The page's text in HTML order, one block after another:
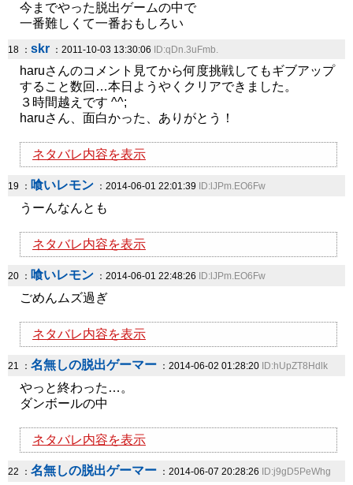
今までやった脱出ゲームの中で
一番難しくて一番おもしろい
18 ： skr ：2011-10-03 13:30:06 ID:qDn.3uFmb.
haruさんのコメント見てから何度挑戦してもギブアップ
すること数回…本日ようやくクリアできました。
３時間越えです ^^;
haruさん、面白かった、ありがとう！
ネタバレ内容を表示
19 ： 喰いレモン ：2014-06-01 22:01:39 ID:lJPm.EO6Fw
うーんなんとも
ネタバレ内容を表示
20 ： 喰いレモン ：2014-06-01 22:48:26 ID:lJPm.EO6Fw
ごめんムズ過ぎ
ネタバレ内容を表示
21 ： 名無しの脱出ゲーマー ：2014-06-02 01:28:20 ID:hUpZT8Hdlk
やっと終わった…。
ダンボールの中
ネタバレ内容を表示
22 ： 名無しの脱出ゲーマー ：2014-06-07 20:28:26 ID:j9gD5PeWhg